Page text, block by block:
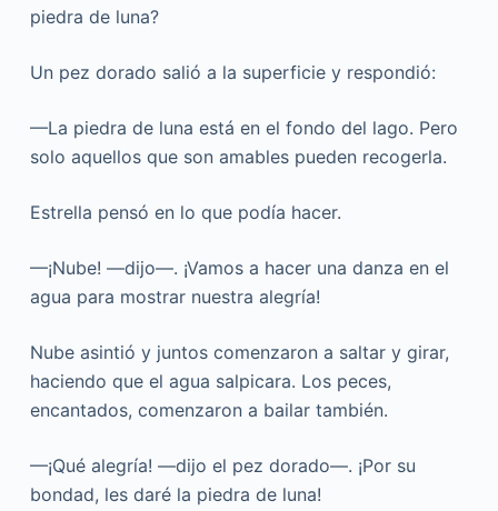
piedra de luna?
Un pez dorado salió a la superficie y respondió:
—La piedra de luna está en el fondo del lago. Pero
solo aquellos que son amables pueden recogerla.
Estrella pensó en lo que podía hacer.
—¡Nube! —dijo—. ¡Vamos a hacer una danza en el
agua para mostrar nuestra alegría!
Nube asintió y juntos comenzaron a saltar y girar,
haciendo que el agua salpicara. Los peces,
encantados, comenzaron a bailar también.
—¡Qué alegría! —dijo el pez dorado—. ¡Por su
bondad, les daré la piedra de luna!